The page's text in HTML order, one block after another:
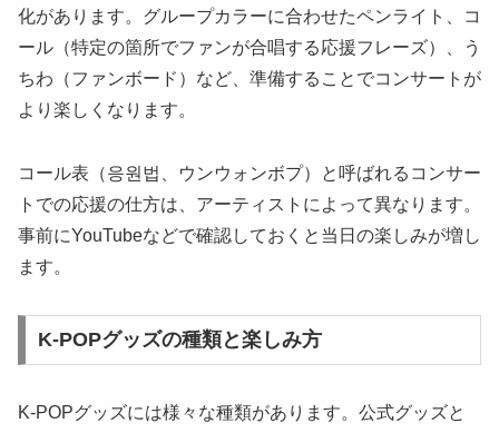
化があります。グループカラーに合わせたペンライト、コ
ール（特定の箇所でファンが合唱する応援フレーズ）、う
ちわ（ファンボード）など、準備することでコンサートが
より楽しくなります。
コール表（응원법、ウンウォンボプ）と呼ばれるコンサー
トでの応援の仕方は、アーティストによって異なります。
事前にYouTubeなどで確認しておくと当日の楽しみが増し
ます。
K-POPグッズの種類と楽しみ方
K-POPグッズには様々な種類があります。公式グッズと